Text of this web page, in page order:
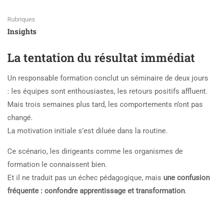
Rubriques
Insights
La tentation du résultat immédiat
Un responsable formation conclut un séminaire de deux jours
: les équipes sont enthousiastes, les retours positifs affluent.
Mais trois semaines plus tard, les comportements n’ont pas
changé.
La motivation initiale s’est diluée dans la routine.
Ce scénario, les dirigeants comme les organismes de
formation le connaissent bien.
Et il ne traduit pas un échec pédagogique, mais une confusion
fréquente : confondre apprentissage et transformation.